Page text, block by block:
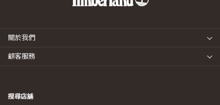
關於我們
顧客服務
搜尋店舖